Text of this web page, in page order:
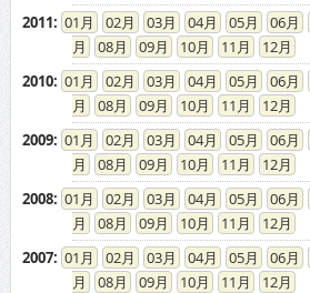
2011: 01 02 03 04 05 06
08
09 10 11
12
2010: 01 02 03 04 05 06
08
09 10 11
12
2009: 01 02 03 04 05 06
08
09 10 11
12
2008: 01 02 03 04 05 06
08
09 10 11
12
2007: 01 02 03 04 05 06
08
09 10 11
12